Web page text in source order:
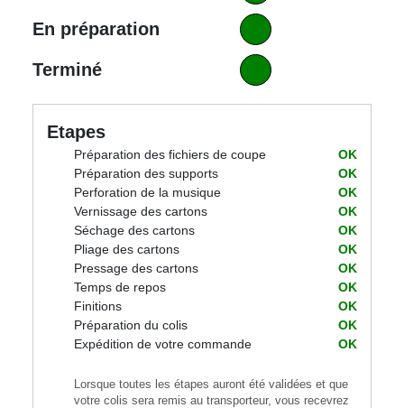
En préparation
Terminé
Etapes
Préparation des fichiers de coupe
OK
Préparation des supports
OK
Perforation de la musique
OK
Vernissage des cartons
OK
Séchage des cartons
OK
Pliage des cartons
OK
Pressage des cartons
OK
Temps de repos
OK
Finitions
OK
Préparation du colis
OK
Expédition de votre commande
OK
Lorsque toutes les étapes auront été validées et que
votre colis sera remis au transporteur, vous recevrez